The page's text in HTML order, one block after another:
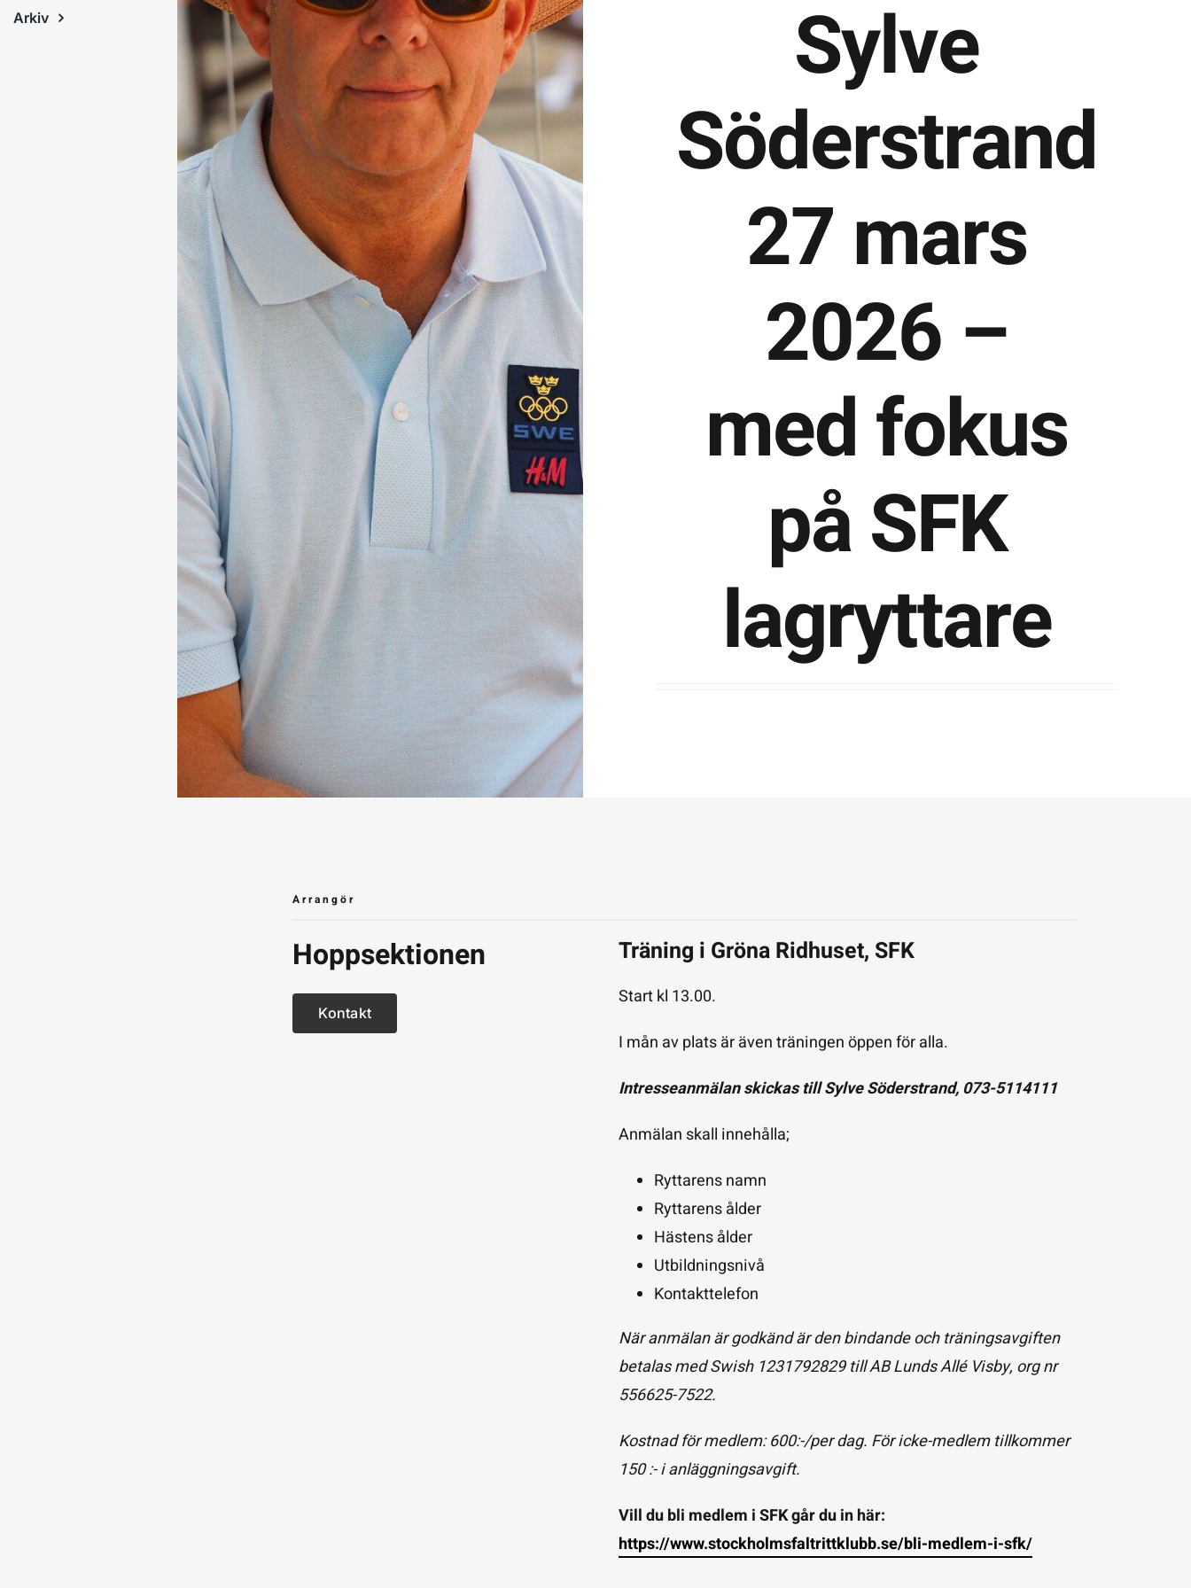
Arkiv
Sylve
Söderstrand
27 mars
2026 –
med fokus
på SFK
lagryttare
Arrangör
Hoppsektionen
Kontakt
Träning i Gröna Ridhuset, SFK
Start kl 13.00.
I mån av plats är även träningen öppen för alla.
Intresseanmälan skickas till Sylve Söderstrand,073-5114111
Anmälan skall innehålla;
Ryttarens namn
Ryttarens ålder
Hästens ålder
Utbildningsnivå
Kontakttelefon
När anmälan är godkänd är den bindande och träningsavgiften
betalas med Swish 1231792829 till AB Lunds Allé Visby, org nr
556625-7522.
Kostnad för medlem: 600:-/per dag. För icke-medlem tillkommer
150 :- i anläggningsavgift.
Vill du bli medlem i SFK går du in här:
https://www.stockholmsfaltrittklubb.se/bli-medlem-i-sfk/